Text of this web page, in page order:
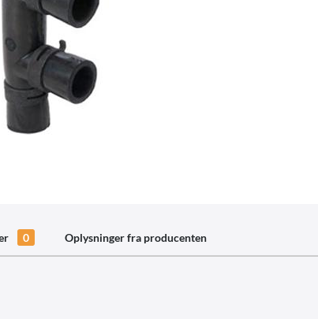
0 Oplysninger fra producenten